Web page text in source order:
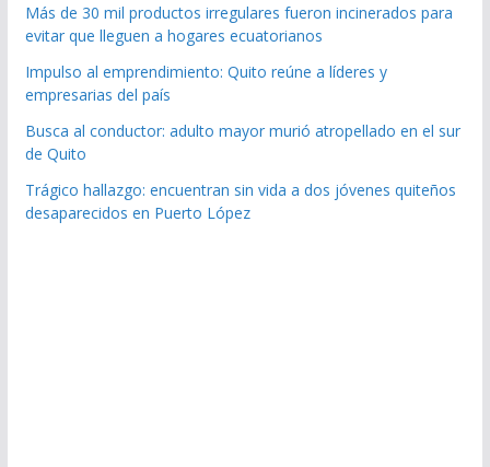
Más de 30 mil productos irregulares fueron incinerados para
evitar que lleguen a hogares ecuatorianos
Impulso al emprendimiento: Quito reúne a líderes y
empresarias del país
Busca al conductor: adulto mayor murió atropellado en el sur
de Quito
Trágico hallazgo: encuentran sin vida a dos jóvenes quiteños
desaparecidos en Puerto López